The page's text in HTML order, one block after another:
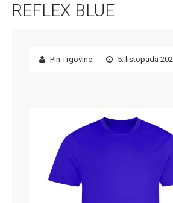
REFLEX BLUE
Pin Trgovine 5. listopada